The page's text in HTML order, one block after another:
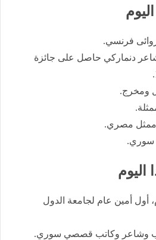
شاعر دنماركي حاصل على جائزة
أول أمين عام لجامعة الدول